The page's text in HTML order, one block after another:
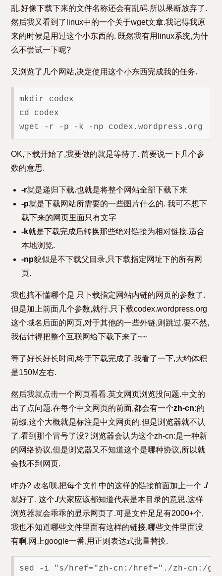
乱.好像下载下来的文件名称还会有乱码.所以果断放弃了.
然后我又看到了linux中的一个关于wget文章.我记得我原
来的时候是用过这个小东西的. 既然我有用linux系统,为什
么不尝试一下呢?
又浏览了几个网站,决定使用这个小东西完成我的任务.
mkdir codex
cd codex
OK,下载开始了,我要做的就是等待了. 简要说一下几个参
数的意思.
-r就是递归下载.也就是将整个网站全部下载下来
-p就是下载网站所需要的一些图片什么的. 我可不想下
载下来的网页里面只有文字
-k就是下载完成后转换那些绝对链接为相对链接,适合
本地浏览.
-np貌似是不下载父目录,只下载指定网址下的所有网
页.
我也搞不懂哪个是 只下载指定网站内链的网页的参数了.
但是加上前面几个参数,就行.只下载codex.wordpress.org
这个域名后面的网页,对于其他的一些外链,则跳过.要不然,
我估计得把整个互联网给下载下来了~~
等了好长好长时间,终于下载完成了.我看了一下,大约体积
是150M左右.
然后我就点击一个网页看看.英文网页浏览没问题.中文的
出了点问题.在每个中文网页的前面,都会有一个zh-cn:的
前缀,这个大概就是标注是中文网页的.但是浏览器就不认
了.看到那个冒号了没? 浏览器会认为这个zh-cn:是一种新
的网络协议,但是浏览器又不知道这个是哪种协议,所以就
会找不到网页.
咋办? 改名呗,把每个文件中的这样的链接前面加上一个 ./
就好了. 这个./大家应该都知道代表是本目录的意思.这样
浏览器就会乖乖的显示网页了.可是文件足足有2000+个,
我也不知道哪些文件里面有这样的链接,哪些文件里面没
有啊.网上google一番,用正则表达式批量替换.